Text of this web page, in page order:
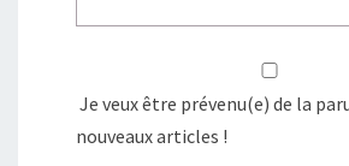
Je veux être prévenu(e) de la
nouveaux articles !